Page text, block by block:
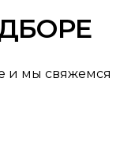
и мы свяжемся